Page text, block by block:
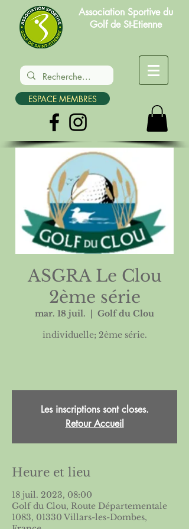
Association Sportive du
Golf de St-Etienne
ESPACE MEMBRES
ASGRA Le Clou
2ème série
mar. 18 juil.
Golf du Clou
individuelle; 2ème série.
Les inscriptions sont closes.
Retour Accueil
Heure et lieu
18 juil. 2023, 08:00
Golf du Clou, Route Départementale
1083, 01330 Villars-les-Dombes,